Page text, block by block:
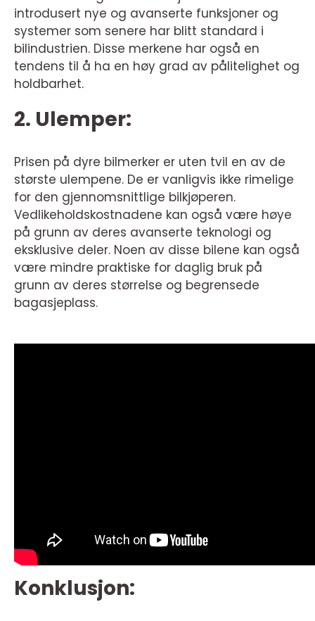
introdusert nye og avanserte funksjoner og
systemer som senere har blitt standard i
bilindustrien. Disse merkene har også en
tendens til å ha en høy grad av pålitelighet og
holdbarhet.
2. Ulemper:
Prisen på dyre bilmerker er uten tvil en av de
største ulempene. De er vanligvis ikke rimelige
for den gjennomsnittlige bilkjøperen.
Vedlikeholdskostnadene kan også være høye
på grunn av deres avanserte teknologi og
eksklusive deler. Noen av disse bilene kan også
være mindre praktiske for daglig bruk på
grunn av deres størrelse og begrensede
bagasjeplass.
Konklusjon: